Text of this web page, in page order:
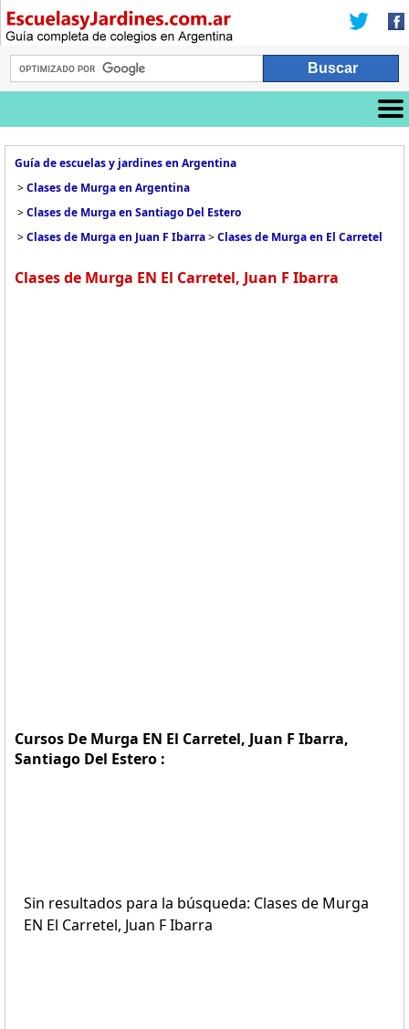
Guía de escuelas y jardines en Argentina
>Clases de Murga en Argentina
>Clases de Murga en Santiago Del Estero
>Clases de Murga en Juan F Ibarra>Clases de Murga en El Carretel
Clases de Murga EN El Carretel, Juan F Ibarra
Cursos De Murga EN El Carretel, Juan F Ibarra,
Santiago Del Estero :
Sin resultados para la búsqueda: Clases de Murga
EN El Carretel, Juan F Ibarra